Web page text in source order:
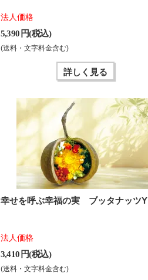
法人価格
5,390 円(税込)
(送料・文字料金含む)
詳しく見る
幸せを呼ぶ幸福の実 ブッタナッツY
法人価格
3,410 円(税込)
(送料・文字料金含む)